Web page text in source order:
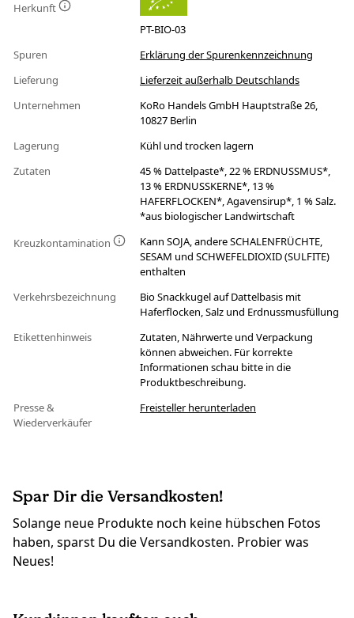
Herkunft
PT-BIO-03
Spuren
Erklärung der Spurenkennzeichnung
Lieferung
Lieferzeit außerhalb Deutschlands
Unternehmen
KoRo Handels GmbH Hauptstraße 26,
10827 Berlin
Lagerung
Kühl und trocken lagern
Zutaten
45 % Dattelpaste*, 22 % ERDNUSSMUS*,
13 % ERDNUSSKERNE*, 13 %
HAFERFLOCKEN*, Agavensirup*, 1 % Salz.
*aus biologischer Landwirtschaft
Kreuzkontamination
Kann SOJA, andere SCHALENFRÜCHTE,
SESAM und SCHWEFELDIOXID (SULFITE)
enthalten
Verkehrsbezeichnung
Bio Snackkugel auf Dattelbasis mit
Haferflocken, Salz und Erdnussmusfüllung
Etikettenhinweis
Zutaten, Nährwerte und Verpackung
können abweichen. Für korrekte
Informationen schau bitte in die
Produktbeschreibung.
Presse &
Wiederverkäufer
Freisteller herunterladen
Spar Dir die Versandkosten!
Solange neue Produkte noch keine hübschen Fotos
haben, sparst Du die Versandkosten. Probier was
Neues!